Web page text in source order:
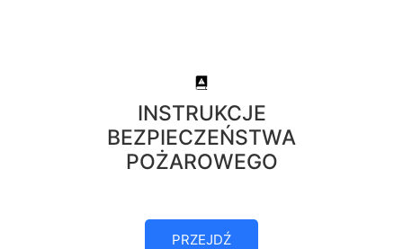
INSTRUKCJE
BEZPIECZEŃSTWA
POŻAROWEGO
PRZEJDŹ